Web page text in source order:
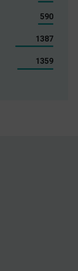
590
1387
1359